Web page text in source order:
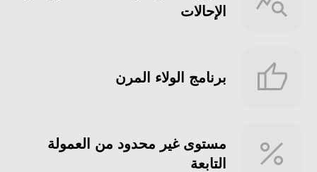
الإحالات
برنامج الولاء المرن
مستوى غير محدود من العمولة
التابعة